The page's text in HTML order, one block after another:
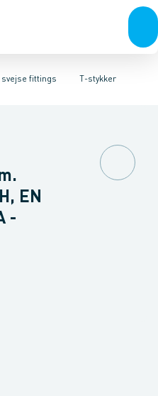
stålPlastIndustri
svejse fittings
svejse fittingsSorte
T-stykker
reduktioner Koncentriske
EN
-